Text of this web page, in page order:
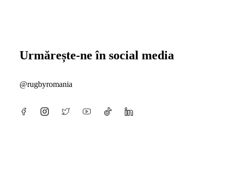
Urmărește-ne în social media
@rugbyromania